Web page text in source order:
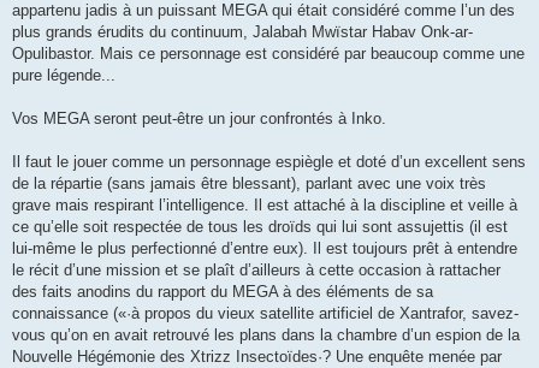
appartenu jadis à un puissant MEGA qui était considéré comme l’un des
plus grands érudits du continuum, Jalabah Mwïstar Habav Onk-ar-
Opulibastor. Mais ce personnage est considéré par beaucoup comme une
pure légende...
Vos MEGA seront peut-être un jour confrontés à Inko.
Il faut le jouer comme un personnage espiègle et doté d’un excellent sens
de la répartie (sans jamais être blessant), parlant avec une voix très
grave mais respirant l’intelligence. Il est attaché à la discipline et veille à
ce qu’elle soit respectée de tous les droïds qui lui sont assujettis (il est
lui-même le plus perfectionné d’entre eux). Il est toujours prêt à entendre
le récit d’une mission et se plaît d’ailleurs à cette occasion à rattacher
des faits anodins du rapport du MEGA à des éléments de sa
connaissance («·à propos du vieux satellite artificiel de Xantrafor, savez-
vous qu’on en avait retrouvé les plans dans la chambre d’un espion de la
Nouvelle Hégémonie des Xtrizz Insectoïdes·? Une enquête menée par